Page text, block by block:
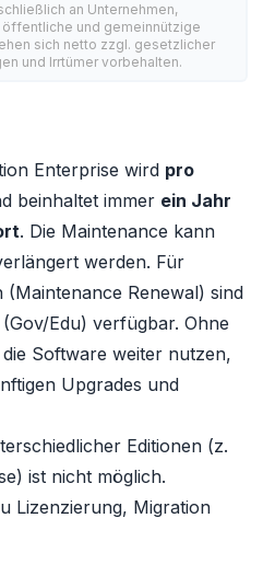
an Unternehmen,
und gemeinnützige
sich netto zzgl. gesetzlicher
und Irrtümer vorbehalten.
Enterprise wird pro
beinhaltet immer ein Jahr
. Die Maintenance kann
werden. Für
Renewal) sind
Edu) verfügbar. Ohne
Software weiter nutzen,
Upgrades und
Editionen (z.
ist nicht möglich.
Lizenzierung, Migration